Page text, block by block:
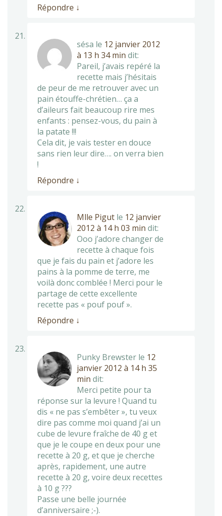
Répondre ↓
sésa le 12 janvier 2012
à 13 h 34 min dit:
Pareil, j’avais repéré la
recette mais j’hésitais
de peur de me retrouver avec un
pain étouffe-chrétien… ça a
d’aileurs fait beaucoup rire mes
enfants : pensez-vous, du pain à
la patate !!!
Cela dit, je vais tester en douce
sans rien leur dire…. on verra bien
!
Répondre ↓
Mlle Pigut le 12 janvier
2012 à 14 h 03 min dit:
Ooo j’adore changer de
recette à chaque fois
que je fais du pain et j’adore les
pains à la pomme de terre, me
voilà donc comblée ! Merci pour le
partage de cette excellente
recette pas « pouf pouf ».
Répondre ↓
Punky Brewster le 12
janvier 2012 à 14 h 35
min dit:
Merci petite pour ta
réponse sur la levure ! Quand tu
dis « ne pas s’embêter », tu veux
dire pas comme moi quand j’ai un
cube de levure fraîche de 40 g et
que je le coupe en deux pour une
recette à 20 g, et que je cherche
après, rapidement, une autre
recette à 20 g, voire deux recettes
à 10 g ???
Passe une belle journée
d’anniversaire ;-).